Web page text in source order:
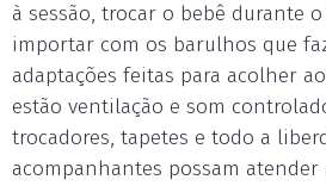
à sessão, trocar o bebê durante
importar com os barulhos que
adaptações feitas para acolher
estão ventilação e som
trocadores, tapetes e todo a
acompanhantes possam atender